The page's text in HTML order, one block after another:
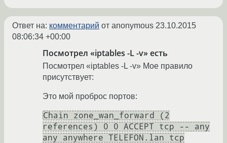
Ответ на: комментарий от anonymous 23.10.2015
08:06:34 +00:00
Посмотрел «iptables -L -v» есть
Посмотрел «iptables -L -v» Мое правило
присутствует:
Это мой проброс портов:
Chain zone_wan_forward (2
references) 0 0 ACCEPT tcp -- any
any anywhere TELEFON.lan tcp